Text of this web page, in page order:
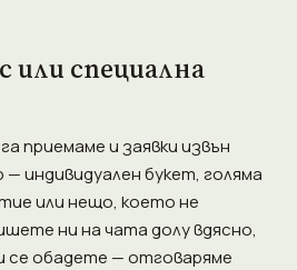
специална
приемаме и заявки извън
индивидуален букет, голяма
или нещо, което не
ни на чата долу вдясно,
се обадете — отговаряме